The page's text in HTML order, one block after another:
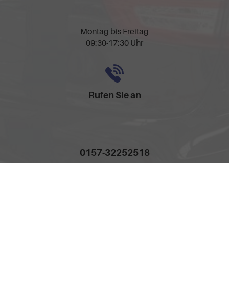
Montag bis Freitag
09:30-17:30 Uhr
Rufen Sie an
0157-32252518